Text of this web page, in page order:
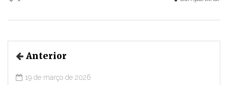
Anterior
19 de março de 2026